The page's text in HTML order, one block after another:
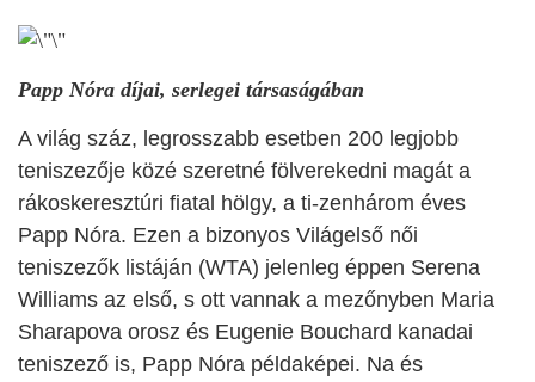
Papp Nóra díjai, serlegei társaságában
A világ száz, legrosszabb esetben 200 legjobb
teniszezője közé szeretné fölverekedni magát a
rákoskeresztúri fiatal hölgy, a ti-zenhárom éves
Papp Nóra. Ezen a bizonyos Világelső női
teniszezők listáján (WTA) jelenleg éppen Serena
Williams az első, s ott vannak a mezőnyben Maria
Sharapova orosz és Eugenie Bouchard kanadai
teniszező is, Papp Nóra példaképei. Na és